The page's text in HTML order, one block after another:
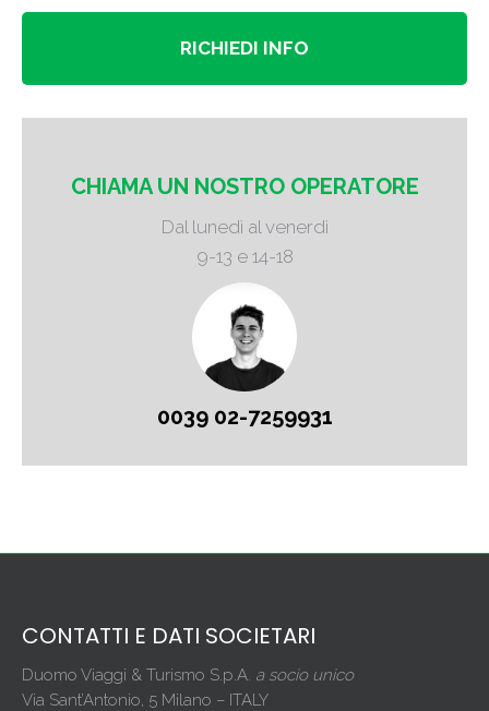
RICHIEDI INFO
CHIAMA UN NOSTRO OPERATORE
Dal lunedì al venerdì
9-13 e 14-18
0039 02-7259931
CONTATTI E DATI SOCIETARI
Duomo Viaggi & Turismo S.p.A. a socio unico
Via Sant’Antonio, 5 Milano – ITALY